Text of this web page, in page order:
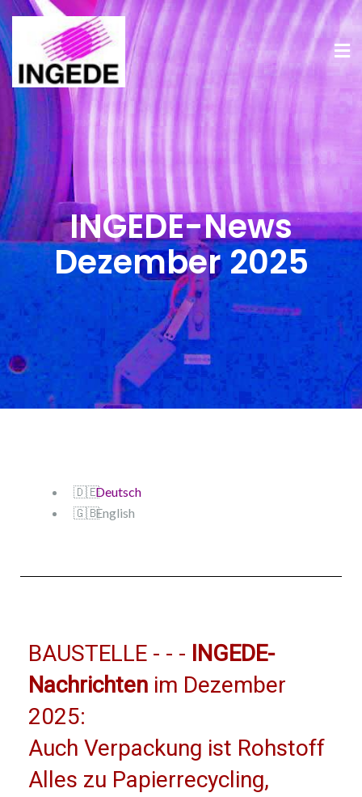
INGEDE-News
Dezember 2025
Deutsch
English
BAUSTELLE - - -
INGEDE-
Nachrichten im Dezember
2025:
Auch Verpackung ist Rohstoff
Alles zu Papierrecycling,